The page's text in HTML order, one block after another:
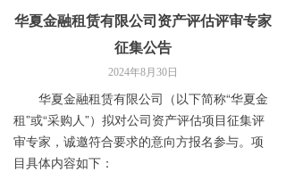
最新资讯
联系我们
华夏金融租赁有限公司资产评估评审专家
征集公告
华夏金融租赁有限公司（以下简称“华夏金
租”或“采购人”）拟对公司资产评估项目征集评
审专家，诚邀符合要求的意向方报名参与。项
目具体内容如下：
2024年8月30日